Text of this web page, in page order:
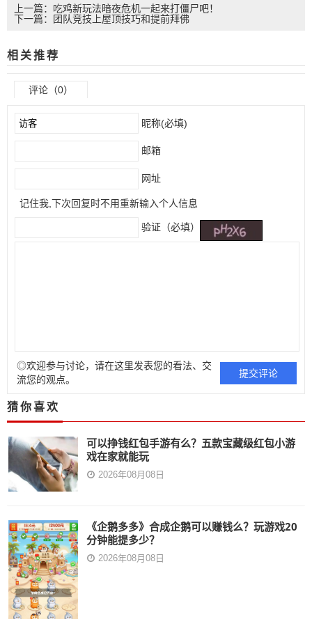
上一篇：吃鸡新玩法暗夜危机一起来打僵尸吧！
下一篇：团队竞技上屋顶技巧和提前拜佛
相关推荐
评论（0）
昵称(必填)
邮箱
网址
记住我,下次回复时不用重新输入个人信息
验证（必填）
◎欢迎参与讨论，请在这里发表您的看法、交
流您的观点。
猜你喜欢
可以挣钱红包手游有么？五款宝藏级红包小游
戏在家就能玩
2026年08月08日
《企鹅多多》合成企鹅可以赚钱么？玩游戏20
分钟能提多少？
2026年08月08日